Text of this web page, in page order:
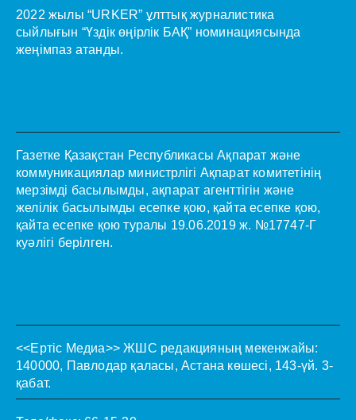
2022 жылы “URKER” ұлттық журналистика
сыйлығын “Үздік өңірлік БАҚ” номинациясында
жеңімпаз атанды.
Газетке Қазақстан Республикасы Ақпарат және
коммуникациялар министрлігі Ақпарат комитетінің
мерзімді басылымды, ақпарат агенттігін және
желілік басылымды есепке қою, қайта есепке қою,
қайта есепке қою туралы 19.06.2019 ж. №17747-Г
куәлігі берілген.
<<Ертіс Медиа>> ЖШС редакцияның мекенжайы:
140000, Павлодар қаласы, Астана көшесі, 143-үй. 3-
қабат.